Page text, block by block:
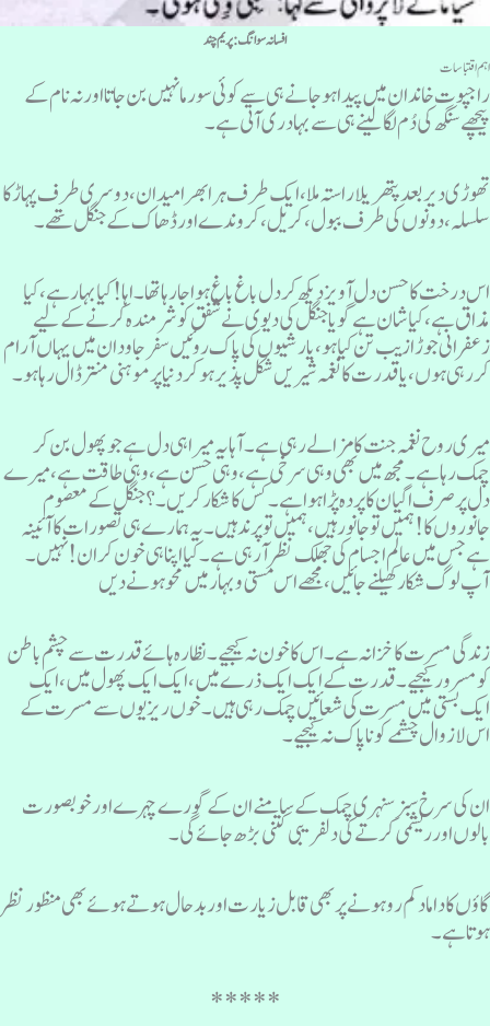
افسانہ سوانگ :پریم چند
اہم اقتباسات
راجپوت خاندان میں پیدا ہو جانے ہی سے کوئی سور ما نہیں بن جاتا اور نہ نام کے
پیچھے سنگھ کی دُم لگا لینے ہی سے بہادری آتی ہے ۔
تھوڑی دیر بعد پتھریلا راستہ ملا، ایک طرف ہرا بھرا میدان ، دوسری طرف پہاڑ کا
سلسلہ، دونوں کی طرف ببول، کریل، کروندے اور ڈھاک کے جنگل تھے ۔
اس درخت کا حسن دل آویز دیکھ کر دل باغ باغ ہوا جار ہا تھا ۔ اہا! کیا بہار ہے، کیا
مذاق ہے، کیا شان ہے گو یا جنگل کی دیوی نے شفق کو شرمندہ کرنے کے لیے
زعفرانی جوڑا زیب تن کیا ہو، یارشیوں کی پاک روئیں سفر جاودان میں یہاں آرام
کر رہی ہوں، یا قدرت کا نغمہ شیریں شکل پذیر ہوکر دنیا پر موہنی منتر ڈال رہا ہو۔
میری روح نغمہ جنت کا مزالے رہی ہے۔ آہا یہ میرا ہی دل ہے جو پھول بن کر
چمک رہا ہے ۔ مجھ میں بھی وہی سرخی ہے ، وہی حسن ہے ، وہی طاقت ہے، میرے
دل پر صرف اگیان کا پردہ پڑا ہوا ہے ۔ کس کا شکار کریں۔؟ جنگل کے معصوم
جانوروں کا! ہمیں تو جانور ہیں ، ہمیں تو پرند ہیں ۔ یہ ہمارے ہی تصورات کا آئینہ
ہے جس میں عالم اجسام کی جھلک نظر آ رہی ہے۔ کیا اپنا ہی خون کران! نہیں ۔
آپ لوگ شکار کھیلنے جائیں ، مجھے اس مستی و بہار میں محو ہو نے دیں
زندگی مسرت کا خزانہ ہے۔ اس کا خون نہ کیجیے۔ نظارہ ہائے قدرت سے چشم باطن
کو مسرور کیجیے۔ قدرت کے ایک ایک ذرے میں ، ایک ایک پھول میں ، ایک
ایک بستی میں مسرت کی شعائیں چمک رہی ہیں ۔خوں ریزیوں سے مسرت کے
اس لازوال چشمے کو نا پاک نہ کیجیے ۔
ان کی سرخ سبز سنہری چمک کے سامنے ان کے گورے چہرے اور خوبصورت
بالوں اور ریشمی کرتے کی دلفریبی کتنی بڑھ جائے گی ۔
گاؤں کا دامادکم رو ہونے پر بھی قابل زیارت اور بدحال ہوتے ہوئے بھی منظور نظر
ہوتا ہے ۔
*****